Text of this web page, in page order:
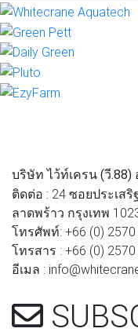
บริษัท ไว้ท์เครน (วี.88)
ติดต่อ : 24 ซอยประเส
ลาดพร้าว กรุงเทพ
โทรศัพท์: +66 (0) 2570
โทรสาร : +66 (0)
อีเมล :